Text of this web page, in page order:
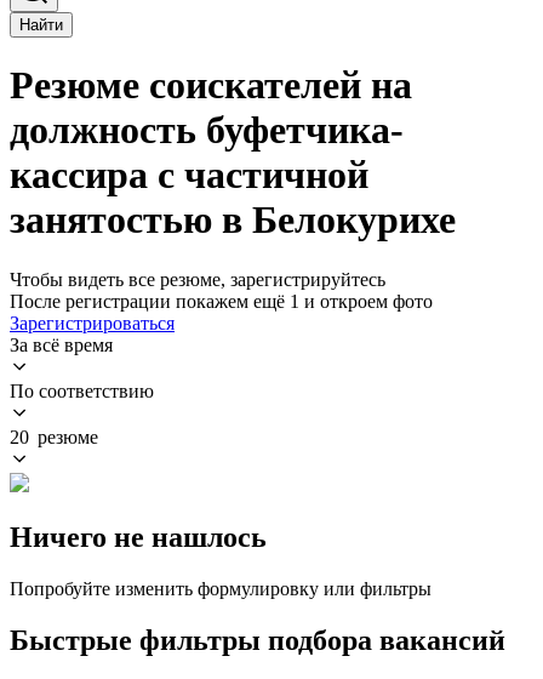
Найти
Резюме соискателей на
должность буфетчика-
кассира с частичной
занятостью в Белокурихе
Чтобы видеть все резюме, зарегистрируйтесь
После регистрации покажем ещё 1 и откроем фото
Зарегистрироваться
За всё время
По соответствию
20 резюме
Ничего не нашлось
Попробуйте изменить формулировку или фильтры
Быстрые фильтры подбора вакансий